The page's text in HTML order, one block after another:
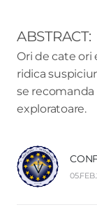
ABSTRACT:
Ori de cate ori
ridica
se
exploratoare.